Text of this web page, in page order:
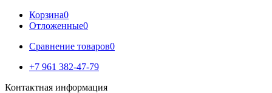
Корзина0
Отложенные0
Сравнение товаров0
+7 961 382-47-79
Контактная информация